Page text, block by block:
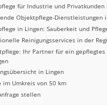
für Industrie und Privatkunden
Objektpflege-Dienstleistungen
in Lingen: Sauberkeit und
Reinigungsservices in der
Ihr Partner für ein gepflegtes
in Lingen
im Umkreis von 50 km
stellen